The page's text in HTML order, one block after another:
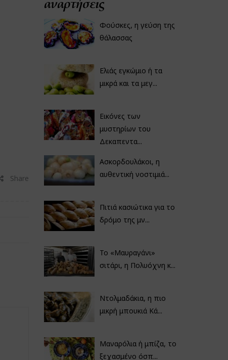
Share
αναρτήσεις
Φούσκες, η γεύση της
θάλασσας
Ελιάς εγκώμιο ή τα
μικρά και τα μεγ...
Εικόνες των
μυστηρίων του
Δεκαπεντα...
Ασκορδουλάκοι, η
αυθεντική νοστιμιά...
Πιτιά κασιώτικα για το
δρόμο της μν...
Το «Μαυραγάνι»
σιτάρι, η Πολυόχνη κ...
Ντολμαδάκια, η πιο
μικρή μπουκιά Κά...
Μαναρόλια ή μπίζα, το
ξεχασμένο όσπ...